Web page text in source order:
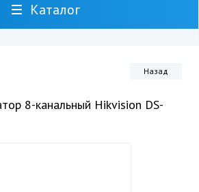
Каталог
Назад
8-канальный Hikvision DS-